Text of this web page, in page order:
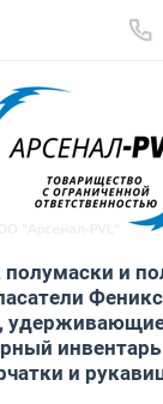
полумаски и
и